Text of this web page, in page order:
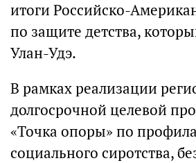
итоги Российско-
по защите детства,
Улан-Удэ.
В рамках реализации
долгосрочной целевой
«Точка опоры» по
социального сиротства,